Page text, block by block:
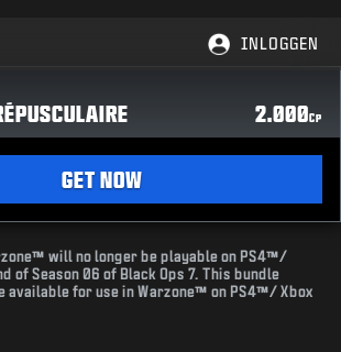
INLOGGEN
2.000CP
GET NOW
will no longer be playable on PS4™/
of Season 06 of Black Ops 7. This bundle
available for use in Warzone™ on PS4™/ Xbox